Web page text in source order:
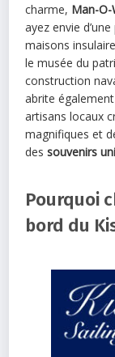
charme, Man-O-
ayez envie
maisons
le musée du
construction
abrite
artisans locaux
magnifiques et
dessouvenirs
Pourquoi
bord du